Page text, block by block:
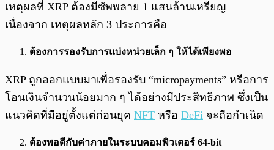
เหตุผลที่ XRP ต้องมีซัพพลาย 1 แสนล้านเหรียญ
เนื่องจาก เหตุผลหลัก 3 ประการคือ
ต้องการรองรับการแบ่งหน่วยเล็ก ๆ ให้ได้เพียงพอ
XRP ถูกออกแบบมาเพื่อรองรับ “micropayments” หรือการ
โอนเงินจำนวนน้อยมาก ๆ ได้อย่างมีประสิทธิภาพ ซึ่งเป็น
แนวคิดที่มีอยู่ตั้งแต่ก่อนยุค NFT หรือ DeFi จะถือกำเนิด
ต้องพอดีกับค่าภายในระบบคอมพิวเตอร์ 64-bit